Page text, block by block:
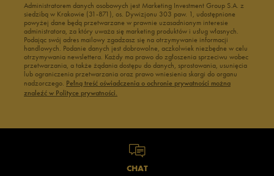
Administratorem danych osobowych jest Marketing Investment Group S.A. z
siedzibą w Krakowie (31-871), os. Dywizjonu 303 paw. 1, udostępnione
powyżej dane będą przetwarzane w prawnie uzasadnionym interesie
administratora, za który uważa się marketing produktów i usług własnych.
Podając swój adres mailowy zgadzasz się na otrzymywanie informacji
handlowych. Podanie danych jest dobrowolne, aczkolwiek niezbędne w celu
otrzymywania newslettera. Każdy ma prawo do zgłoszenia sprzeciwu wobec
przetwarzania, a także żądania dostępu do danych, sprostowania, usunięcia
lub ograniczenia przetwarzania oraz prawo wniesienia skargi do organu
nadzorczego. Pełną treść oświadczenia o ochronie prywatności można
znaleźć w Polityce prywatności.
CHAT